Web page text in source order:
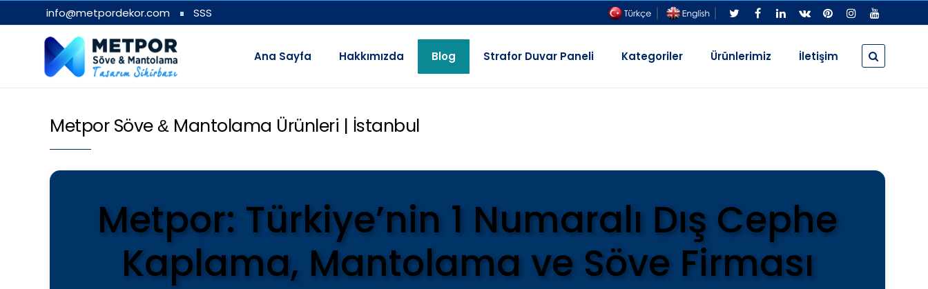
info@metpordekor.com SSS
Ana Sayfa Hakkımızda Blog Strafor Duvar Paneli Kategoriler Ürünlerimiz İletişim
Metpor Söve& Mantolama Ürünleri | İstanbul
Metpor: Türkiye’nin 1 Numaralı Dış Cephe
Kaplama, Mantolama ve Söve Firması